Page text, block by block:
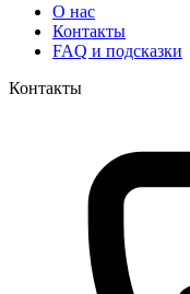
О нас
Контакты
FAQ и подсказки
Контакты